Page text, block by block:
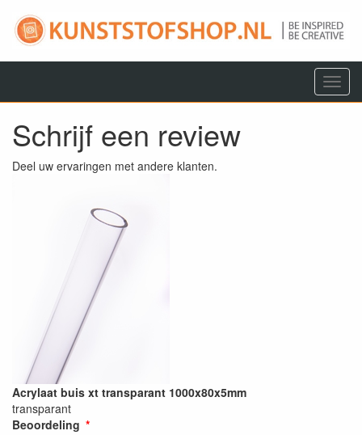
Menu
Schrijf een review
Deel uw ervaringen met andere klanten.
Acrylaat buis xt transparant 1000x80x5mm
transparant
Beoordeling